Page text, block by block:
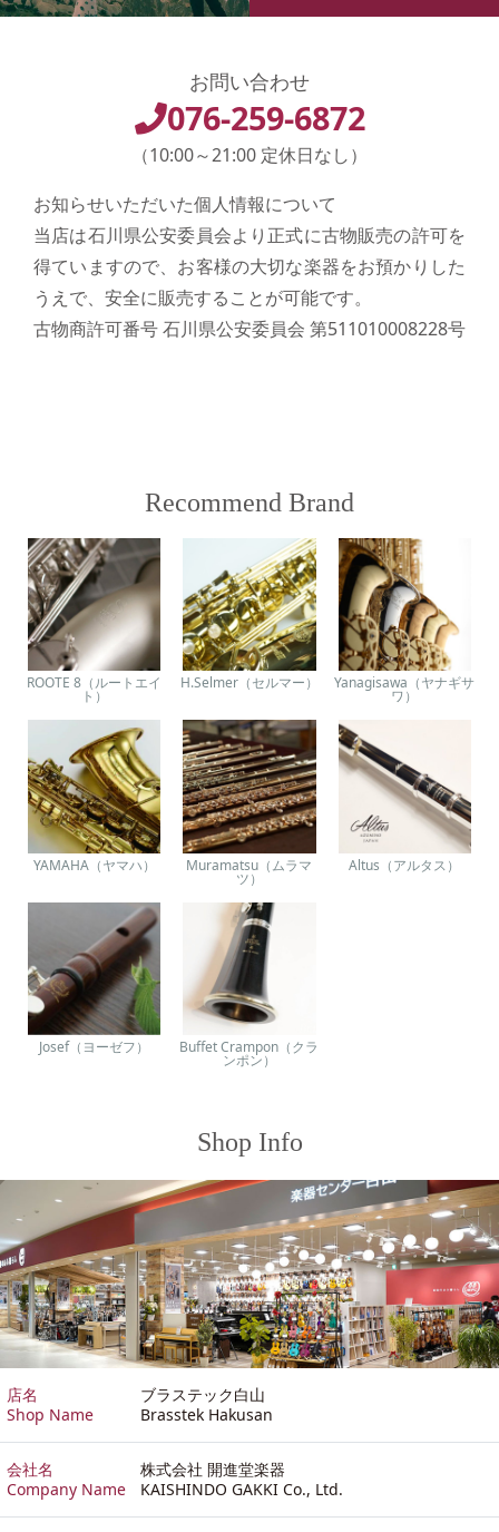
お問い合わせ
076-259-6872
（10:00～21:00 定休日なし）
お知らせいただいた個人情報について
当店は石川県公安委員会より正式に古物販売の許可を
得ていますので、お客様の大切な楽器をお預かりした
うえで、安全に販売することが可能です。
古物商許可番号 石川県公安委員会 第511010008228号
Recommend Brand
ROOTE 8（ルートエイ
ト）
H.Selmer（セルマー） Yanagisawa（ヤナギサ
ワ）
YAMAHA（ヤマハ） Muramatsu（ムラマ
ツ）
Altus（アルタス）
Josef（ヨーゼフ） Buffet Crampon（クラ
ンポン）
Shop Info
店名
Shop Name
ブラステック白山
Brasstek Hakusan
会社名
Company Name
株式会社 開進堂楽器
KAISHINDO GAKKI Co., Ltd.